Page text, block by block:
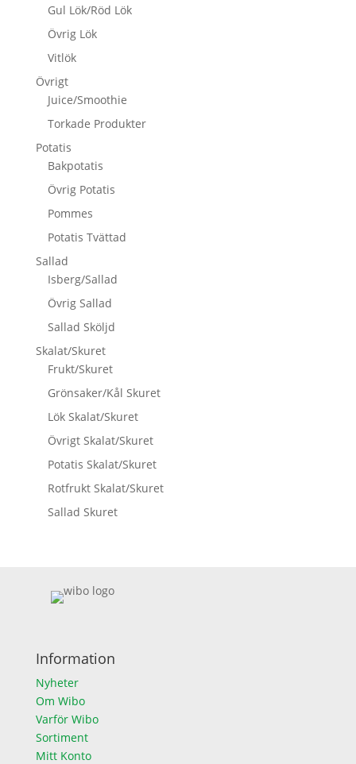
Gul Lök/Röd Lök
Övrig Lök
Vitlök
Övrigt
Juice/Smoothie
Torkade Produkter
Potatis
Bakpotatis
Övrig Potatis
Pommes
Potatis Tvättad
Sallad
Isberg/Sallad
Övrig Sallad
Sallad Sköljd
Skalat/Skuret
Frukt/Skuret
Grönsaker/Kål Skuret
Lök Skalat/Skuret
Övrigt Skalat/Skuret
Potatis Skalat/Skuret
Rotfrukt Skalat/Skuret
Sallad Skuret
Information
Nyheter
Om Wibo
Varför Wibo
Sortiment
Mitt Konto